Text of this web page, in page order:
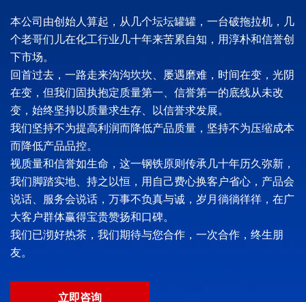
本公司由创始人算起，从几个坛坛罐罐，一台破拖拉机，几
个老哥们儿在化工行业几十年来苦累自知，用淳朴和信誉创
下市场。
回首过去，一路走来沟沟坎坎、屡遇磨难，时间在变，光阴
在变，但我们固执抱定质量第一、信誉第一的底线从未改
变，始终坚持以质量求生存、以信誉求发展。
我们坚持不为提高利润而降低产品质量，坚持不为压缩成本
而降低产品品控。
视质量和信誉如生命，这一钢铁原则传承几十年历久弥新，
我们脚踏实地、持之以恒，用自己费心换客户省心，产品会
说话、服务会说话，万事不负真与诚，岁月徜徜徉徉，在广
大客户群体赢得宝贵赞扬和口碑。
我们已沏好热茶，我们期待与您合作，一次合作，终生朋
友。
立即咨询